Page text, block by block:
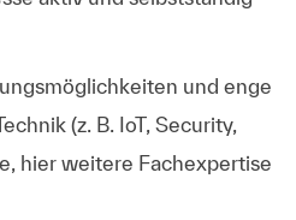
und enge
(z. B. IoT, Security,
hier weitere Fachexpertise